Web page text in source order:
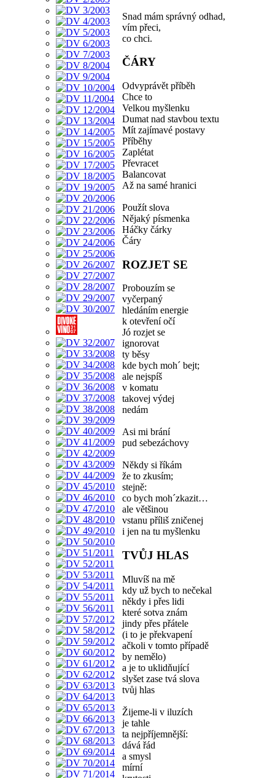
Snad mám správný odhad,
vím přeci,
co chci.
ČÁRY
Odvyprávět příběh
Chce to
Velkou myšlenku
Dumat nad stavbou textu
Mít zajímavé postavy
Příběhy
Zaplétat
Převracet
Balancovat
Až na samé hranici
Použít slova
Nějaký písmenka
Háčky čárky
Čáry
ROZJET SE
Probouzím se
vyčerpaný
hledáním energie
k otevření očí
Jó rozjet se
ignorovat
ty běsy
kde bych moh´ bejt;
ale nejspíš
v komatu
takovej výdej
nedám
Asi mi brání
pud sebezáchovy
Někdy si říkám
že to zkusím;
stejně:
co bych moh´zkazit…
ale většinou
vstanu příliš zničenej
i jen na tu myšlenku
TVŮJ HLAS
Mluvíš na mě
kdy už bych to nečekal
někdy i přes lidi
které sotva znám
jindy přes přátele
(i to je překvapení
ačkoli v tomto případě
by nemělo)
a je to uklidňující
slyšet zase tvá slova
tvůj hlas
Žijeme-li v iluzích
je tahle
ta nejpříjemnější:
dává řád
a smysl
mírní